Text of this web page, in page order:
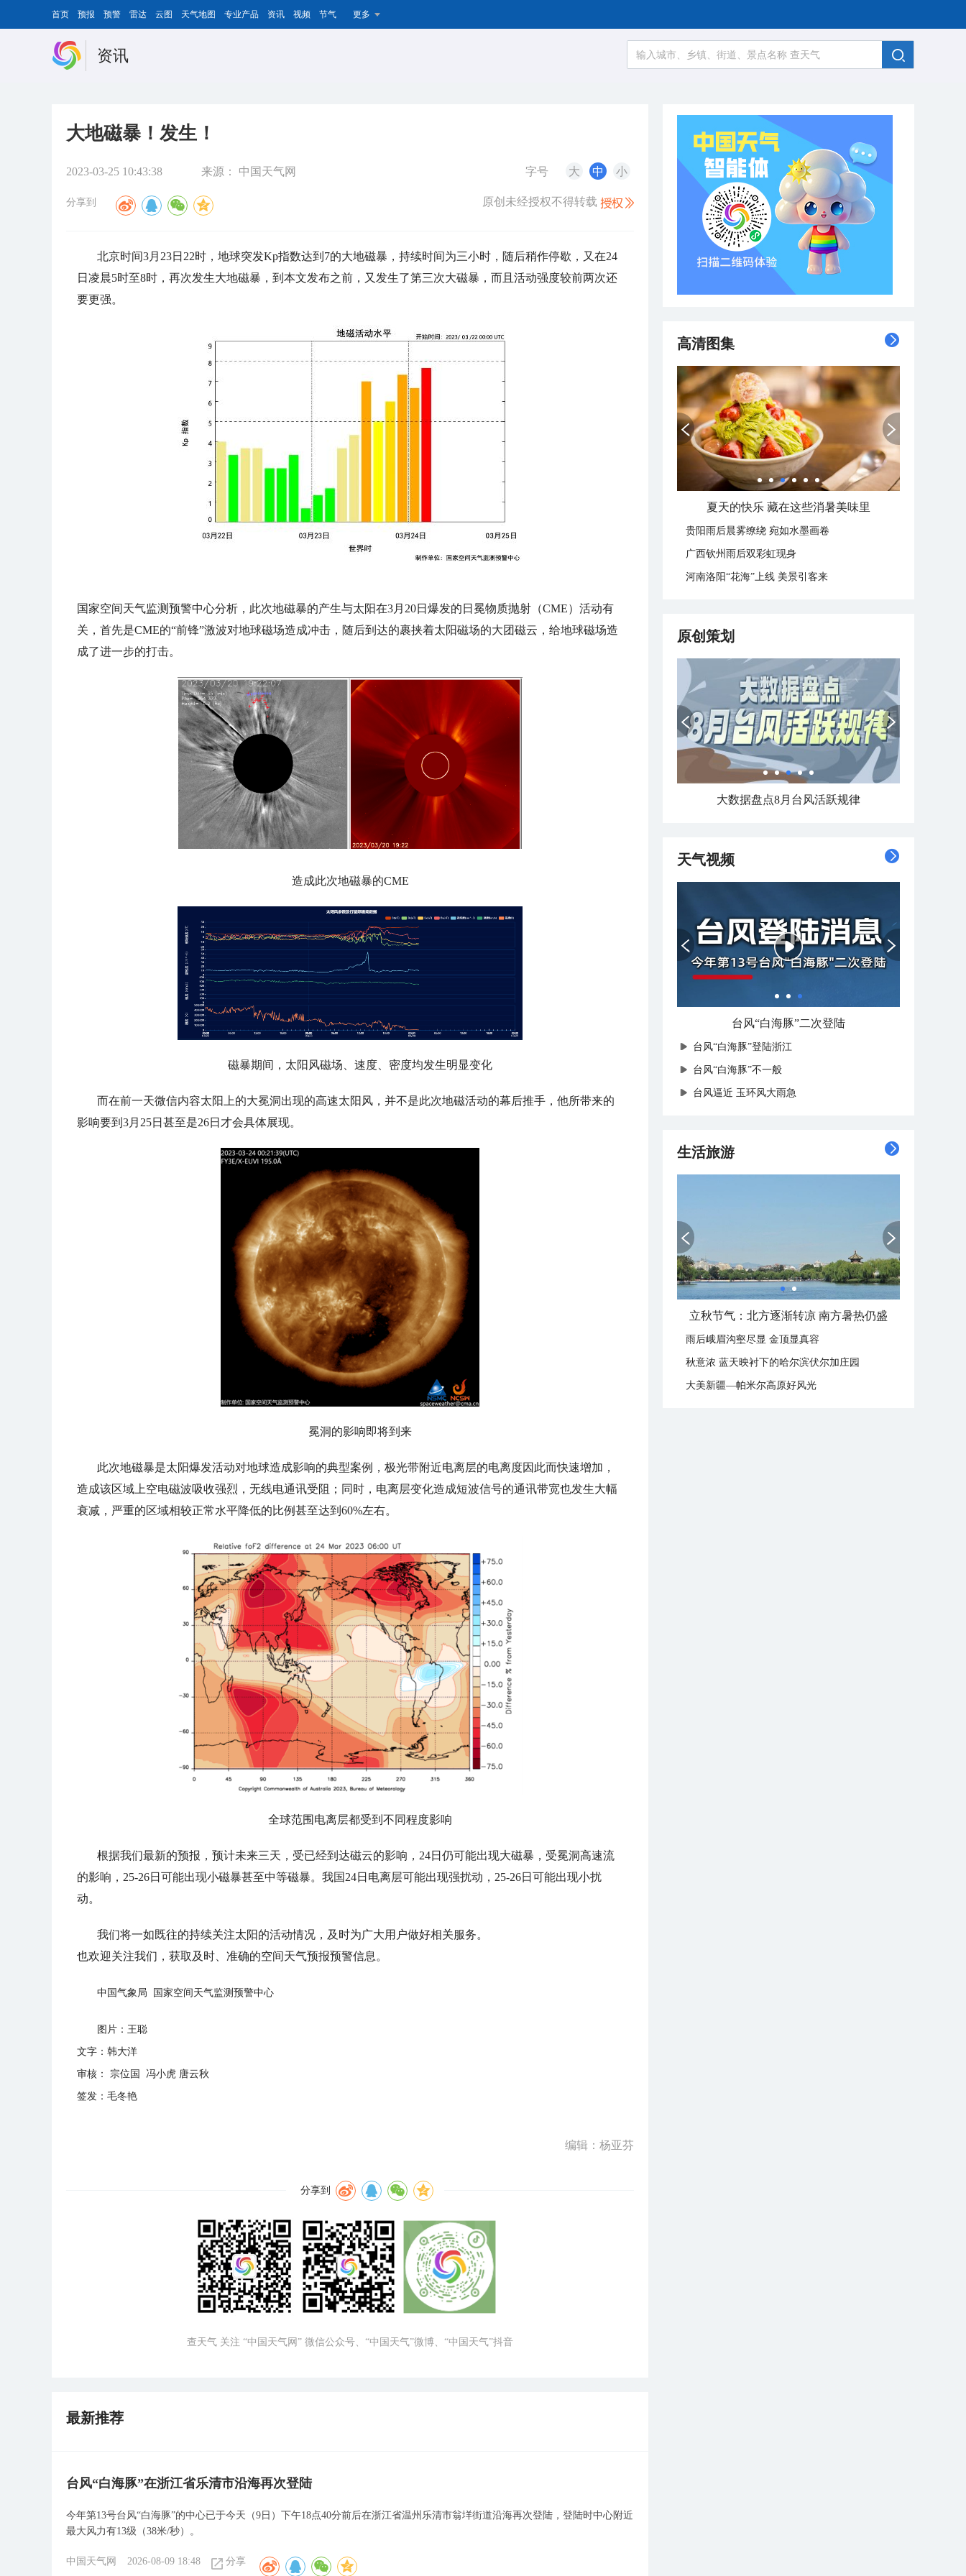
首页 预报 预警 雷达 云图 天气地图 专业产品 资讯 视频 节气 更多
资讯
大地磁暴！发生！
2023-03-25 10:43:38 来源： 中国天气网 字号 大 中 小
分享到 原创未经授权不得转载
北京时间3月23日22时，地球突发Kp指数达到7的大地磁暴，持续时间为三小时，随后稍作停歇，又在24
日凌晨5时至8时，再次发生大地磁暴，到本文发布之前，又发生了第三次大磁暴，而且活动强度较前两次还
要更强。
国家空间天气监测预警中心分析，此次地磁暴的产生与太阳在3月20日爆发的日冕物质抛射（CME）活动有
关，首先是CME的“前锋”激波对地球磁场造成冲击，随后到达的裹挟着太阳磁场的大团磁云，给地球磁场造
成了进一步的打击。
造成此次地磁暴的CME
磁暴期间，太阳风磁场、速度、密度均发生明显变化
而在前一天微信内容太阳上的大冕洞出现的高速太阳风，并不是此次地磁活动的幕后推手，他所带来的
影响要到3月25日甚至是26日才会具体展现。
冕洞的影响即将到来
此次地磁暴是太阳爆发活动对地球造成影响的典型案例，极光带附近电离层的电离度因此而快速增加，
造成该区域上空电磁波吸收强烈，无线电通讯受阻；同时，电离层变化造成短波信号的通讯带宽也发生大幅
衰减，严重的区域相较正常水平降低的比例甚至达到60%左右。
全球范围电离层都受到不同程度影响
根据我们最新的预报，预计未来三天，受已经到达磁云的影响，24日仍可能出现大磁暴，受冕洞高速流
的影响，25-26日可能出现小磁暴甚至中等磁暴。我国24日电离层可能出现强扰动，25-26日可能出现小扰
动。
我们将一如既往的持续关注太阳的活动情况，及时为广大用户做好相关服务。
也欢迎关注我们，获取及时、准确的空间天气预报预警信息。
中国气象局 国家空间天气监测预警中心
图片：王聪
文字：韩大洋
审核： 宗位国 冯小虎 唐云秋
签发：毛冬艳
编辑：杨亚芬
分享到
查天气 关注 “中国天气网” 微信公众号、“中国天气”微博、“中国天气”抖音
最新推荐
台风“白海豚”在浙江省乐清市沿海再次登陆
今年第13号台风“白海豚”的中心已于今天（9日）下午18点40分前后在浙江省温州乐清市翁垟街道沿海再次登陆，登陆时中心附近
最大风力有13级（38米/秒）。
中国天气网 2026-08-09 18:48 分享
高清图集
夏天的快乐 藏在这些消暑美味里
贵阳雨后晨雾缭绕 宛如水墨画卷
广西钦州雨后双彩虹现身
河南洛阳“花海”上线 美景引客来
原创策划
大数据盘点8月台风活跃规律
天气视频
台风“白海豚”二次登陆
台风“白海豚”登陆浙江
台风“白海豚”不一般
台风逼近 玉环风大雨急
生活旅游
立秋节气：北方逐渐转凉 南方暑热仍盛
雨后峨眉沟壑尽显 金顶显真容
秋意浓 蓝天映衬下的哈尔滨伏尔加庄园
大美新疆—帕米尔高原好风光